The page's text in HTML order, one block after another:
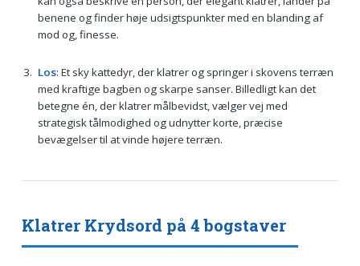
benene og finder høje udsigtspunkter med en blanding af
mod og, finesse.
Los: Et sky kattedyr, der klatrer og springer i skovens terræn
med kraftige bagben og skarpe sanser. Billedligt kan det
betegne én, der klatrer målbevidst, vælger vej med
strategisk tålmodighed og udnytter korte, præcise
bevægelser til at vinde højere terræn.
Klatrer Krydsord på 4 bogstaver